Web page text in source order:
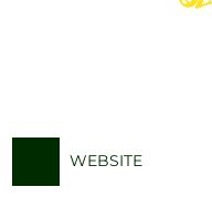
WEBSITE